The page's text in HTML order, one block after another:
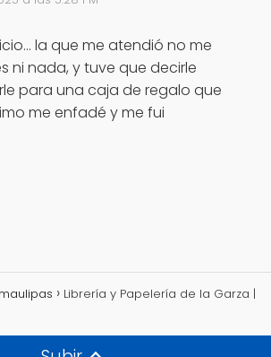
la que me atendió no me
ni nada, y tuve que decirle
para una caja de regalo que
me enfadé y me fui
Librería y Papelería de la Garza |